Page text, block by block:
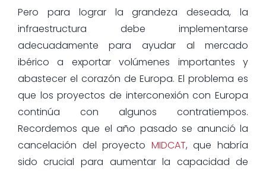
Pero para lograr la grandeza deseada, la
infraestructura debe implementarse
adecuadamente para ayudar al mercado
ibérico a exportar volúmenes importantes y
abastecer el corazón de Europa. El problema es
que los proyectos de interconexión con Europa
continúa con algunos contratiempos.
Recordemos que el año pasado se anunció la
cancelación del proyecto MIDCAT, que habría
sido crucial para aumentar la capacidad de